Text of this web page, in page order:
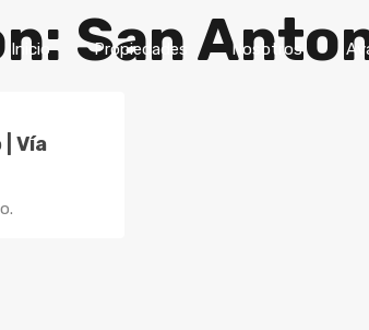
Inicio Propiedades
Inicio Propiedades Nosotros
San
Vía